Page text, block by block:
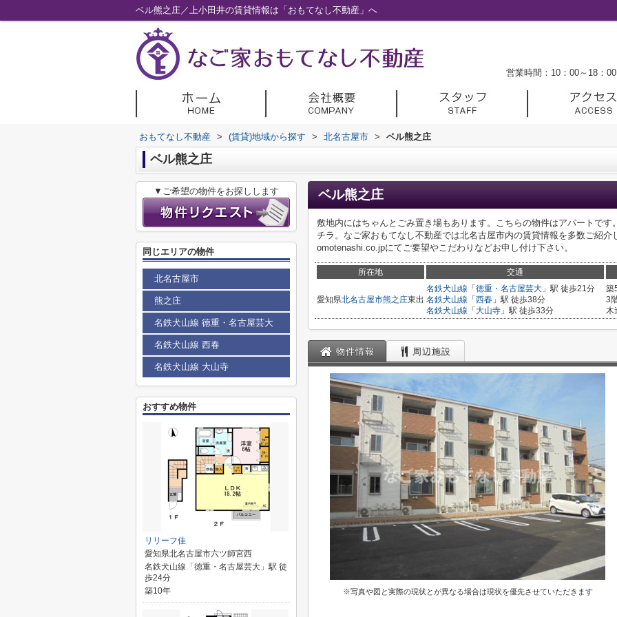
ベル熊之庄／上小田井の賃貸情報は「おもてなし不動産」へ
営業時間：10：00～18：00
おもてなし不動産 > (賃貸)地域から探す > 北名古屋市 > ベル熊之庄
ベル熊之庄
ベル熊之庄
敷地内にはちゃんとごみ置き場もあります。こちらの物件はアパートで
チラ。なご家おもてなし不動産では北名古屋市内の賃貸情報を多数ご紹介
omotenashi.co.jpにてご要望やこだわりなどお申し付け下さい。
所在地 交通
愛知県北名古屋市熊之庄東出
名鉄犬山線 「 徳重・名古屋芸大 」駅 徒歩21分
名鉄犬山線 「 西春 」駅 徒歩38分
名鉄犬山線 「 大山寺 」駅 徒歩33分
築
3
木
物件情報 周辺施設
※写真や図と実際の現状とが異なる場合は現状を優先させていただきます
▼ご希望の物件をお探しします
同じエリアの物件
北名古屋市
熊之庄
名鉄犬山線 徳重・名古屋芸大
名鉄犬山線 西春
名鉄犬山線 大山寺
おすすめ物件
リリーフ佳
愛知県北名古屋市六ツ師宮西
名鉄犬山線「徳重・名古屋芸大」駅 徒
歩24分
築10年